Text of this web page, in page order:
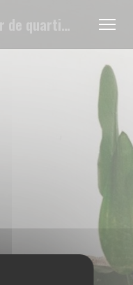
Café Bellot : restaurant & bar de quartier